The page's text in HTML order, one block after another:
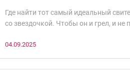
Где найти тот самый идеальный
со звездочкой. Чтобы он и грел, и
паники.
04.09.2025